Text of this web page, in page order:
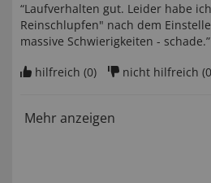
“Laufverhalten gut. Leider habe
Reinschlupfen" nach dem
massive Schwierigkeiten - schade.”
hilfreich (0) nicht hilfreich (0
Mehr anzeigen